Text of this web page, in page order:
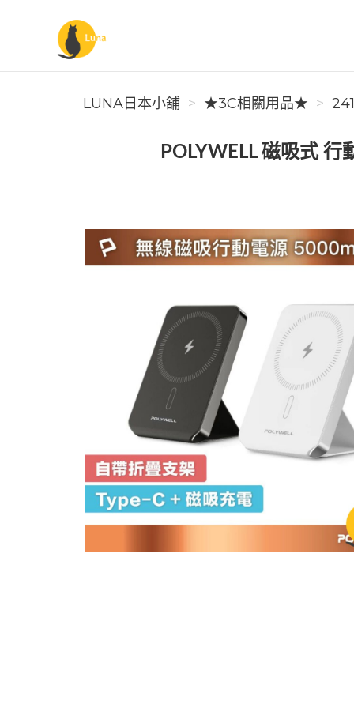
Luna日本小舖
LUNA日本小舖
★3C相關用品★
POLYWELL 磁吸式